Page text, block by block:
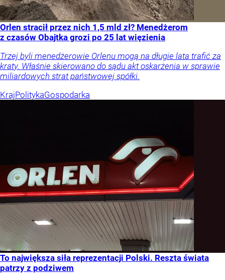
Orlen stracił przez nich 1,5 mld zł? Menedżerom
z czasów Obajtka grozi po 25 lat więzienia
Trzej byli menedżerowie Orlenu mogą na długie lata trafić za
kraty. Właśnie skierowano do sądu akt oskarżenia w sprawie
miliardowych strat państwowej spółki.
KrajPolitykaGospodarka
To największa siła reprezentacji Polski. Reszta świata
patrzy z podziwem